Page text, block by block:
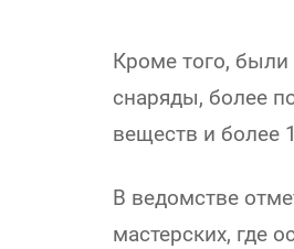
Кроме того, были
снаряды, более
веществ и более
В ведомстве
мастерских, где